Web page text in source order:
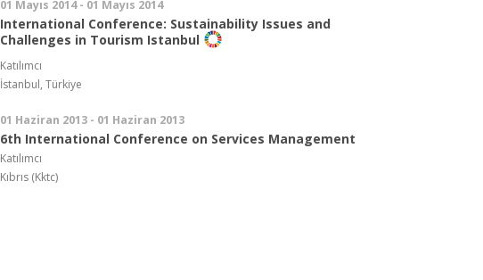
01 Mayıs 2014 - 01 Mayıs 2014
International Conference: Sustainability Issues and
Challenges in Tourism Istanbul
Katılımcı
İstanbul, Türkiye
01 Haziran 2013 - 01 Haziran 2013
6th International Conference on Services Management
Katılımcı
Kıbrıs (Kktc)